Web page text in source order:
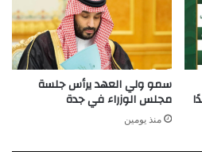
سمو ولي العهد يرأس جلسة
مجلس الوزراء في جدة
منذ يومين